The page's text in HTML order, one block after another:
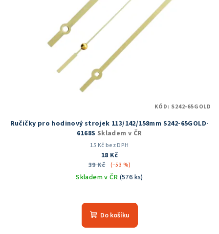
Ručičky pro hodinový strojek 113/142/158mm S242-65GOLD-
6168S Skladem v ČR
15 Kč bez DPH
18 Kč
39 Kč
(–53 %)
Skladem v ČR (576 ks)
hodnocení
produktu
Do košíku
KÓD: S242-65GOLD